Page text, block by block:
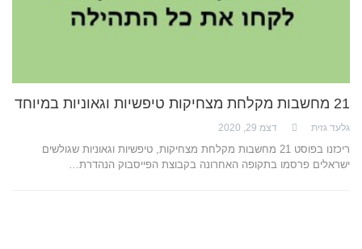
21 מחשבות מקלחת מצחיקות טיפשיות וגאוניות במיוחד
גלעד גזית דצמ 29, 2020
ריכזנו בפוסט 21 מחשבות מקלחת מצחיקות, טיפשיות וגאוניות שגולשים
ישראלים פרסמו בתקופה האחרונה בקבוצת הפייסבוק הנהדרת…